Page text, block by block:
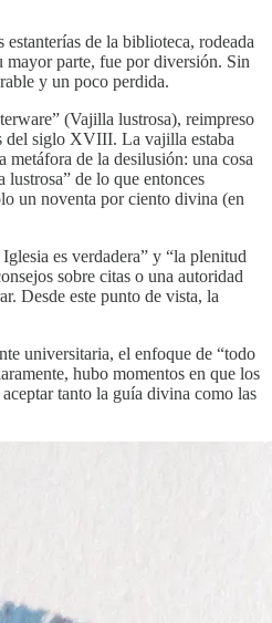
de la biblioteca, rodeada
mayor parte, fue por diversión. Sin
y un poco perdida.
(Vajilla lustrosa), reimpreso
del siglo XVIII. La vajilla estaba
de la desilusión: una cosa
de lo que entonces
un noventa por ciento divina (en
es verdadera” y “la plenitud
sobre citas o una autoridad
Desde este punto de vista, la
universitaria, el enfoque de “todo
hubo momentos en que los
tanto la guía divina como las